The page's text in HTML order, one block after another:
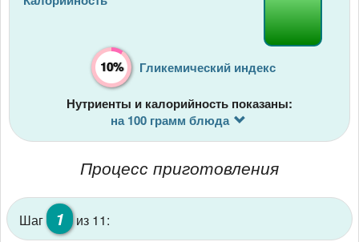
10% Гликемический индекс
Нутриенты и калорийность показаны:
на 100 грамм блюда
Процесс приготовления
Шаг 1
из 11: